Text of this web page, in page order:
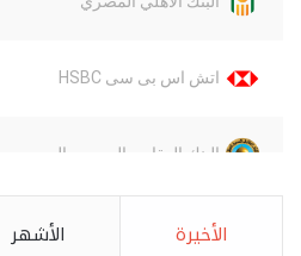
الأخيرة الأشهر